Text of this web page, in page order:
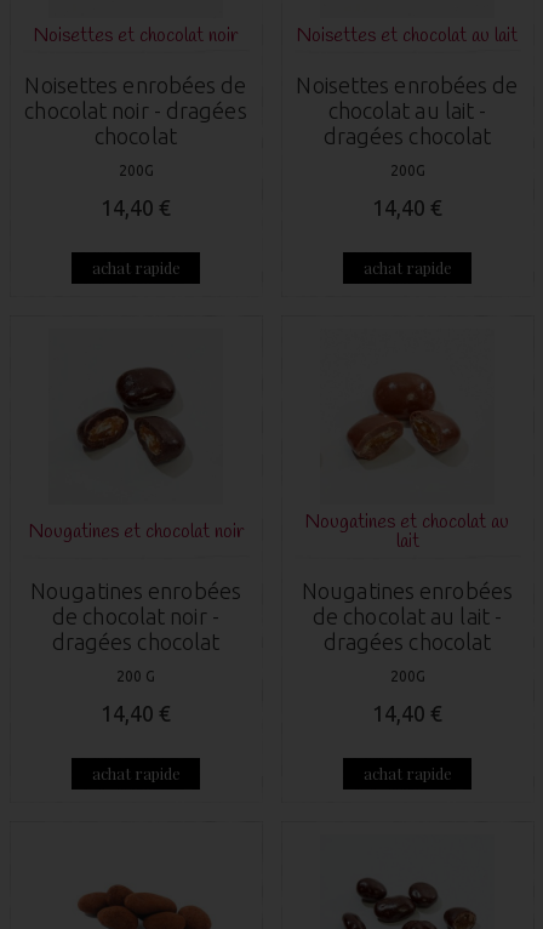
Noisettes et chocolat noir
Noisettes enrobées de
chocolat noir - dragées
chocolat
200G
14,40 €
achat rapide
Noisettes et chocolat au lait
Noisettes enrobées de
chocolat au lait -
dragées chocolat
200G
14,40 €
achat rapide
Nougatines et chocolat noir
Nougatines enrobées
de chocolat noir -
dragées chocolat
200 G
14,40 €
achat rapide
Nougatines et chocolat au
lait
Nougatines enrobées
de chocolat au lait -
dragées chocolat
200G
14,40 €
achat rapide